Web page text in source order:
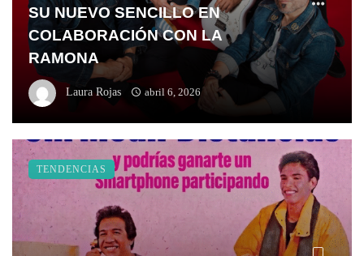
SU NUEVO SENCILLO EN
COLABORACIÓN CON LA
RAMONA
Laura Rojas abril 6, 2026
TENDENCIAS